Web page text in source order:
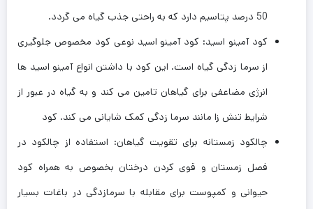
50 درصد پتاسیم دارد که به راحتی جذب گیاه می گردد.
کود آمینو اسید: کود آمینو اسید نوعی کود مخصوص جلوگیری
از سرما زدگی گیاه است. این کود با داشتن انواع آمینو اسید ها
انرژی مضاعفی برای گیاهان تامین می کند و به گیاه در عبور از
شرایط تنش زا مانند سرما زدگی کمک شایانی می کند. کود
چالکود زمستانه برای تقویت گیاهان: استفاده از چالکود در
فصل زمستان و قوی کردن درختان بخصوص به همراه کود
حیوانی و کمپوست برای مقابله با سرمازدگی در باغات بسیار